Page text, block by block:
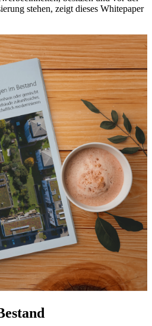
stehen, zeigt dieses Whitepaper